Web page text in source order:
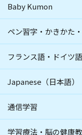
Baby Kumon
ペン習字・かきかた
フランス語・ドイツ語
Japanese（日本語）
通信学習
学習療法・脳の健康